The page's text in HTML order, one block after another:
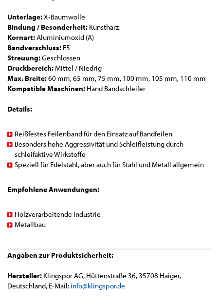
Unterlage:X-Baumwolle
Bindung / Besonderheit: Kunstharz
Kornart:Aluminiumoxid (A)
Bandverschluss: F5
Streuung:Geschlossen
Druckbereich: Mittel / Niedrig
Max. Breite:60 mm, 65 mm, 75 mm, 100 mm, 105 mm, 110 mm
Kompatible Maschinen: Hand Bandschleifer
Details:
Reißfestes Feilenband für den Einsatz auf Bandfeilen
Besonders hohe Aggressivität und Schleifleistung durch
schleifaktive Wirkstoffe
Speziell für Edelstahl, aber auch für Stahl und Metall allgemein
Empfohlene Anwendungen:
Holzverarbeitende Industrie
Metallbau
Angaben zur Produktsicherheit:
Hersteller: Klingspor AG, Hüttenstraße 36, 35708 Haiger,
Deutschland, E-Mail: info@klingspor.de